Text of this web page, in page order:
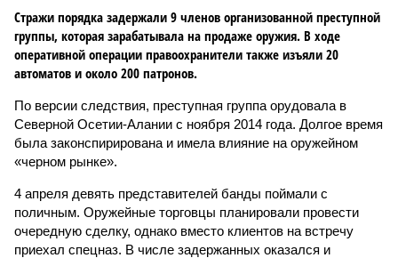
Стражи порядка задержали 9 членов организованной преступной
группы, которая зарабатывала на продаже оружия. В ходе
оперативной операции правоохранители также изъяли 20
автоматов и около 200 патронов.
По версии следствия, преступная группа орудовала в
Северной Осетии-Алании с ноября 2014 года. Долгое время
была законспирирована и имела влияние на оружейном
«черном рынке».
4 апреля девять представителей банды поймали с
поличным. Оружейные торговцы планировали провести
очередную сделку, однако вместо клиентов на встречу
приехал спецназ. В числе задержанных оказался и